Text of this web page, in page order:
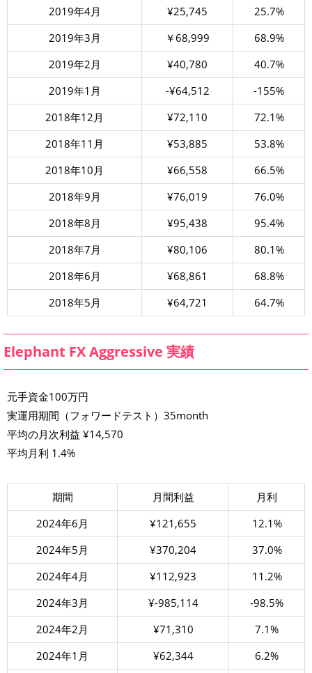
2019年4月
¥25,745
25.7%
2019年3月
￥68,999
68.9%
2019年2月
¥40,780
40.7%
2019年1月
-¥64,512
-155%
2018年12月
¥72,110
72.1%
2018年11月
¥53,885
53.8%
2018年10月
¥66,558
66.5%
2018年9月
¥76,019
76.0%
2018年8月
¥95,438
95.4%
2018年7月
¥80,106
80.1%
2018年6月
¥68,861
68.8%
2018年5月
¥64,721 64.7%
Elephant FX Aggressive 実績
元手資金100万円
実運用期間（フォワードテスト）35month
平均の月次利益 ¥14,570
平均月利 1.4%
期間 月間利益
月利
2024年6月
¥121,655
12.1%
2024年5月
¥370,204
37.0%
2024年4月
¥112,923
11.2%
2024年3月
¥-985,114
-98.5%
2024年2月
¥71,310
7.1%
2024年1月
¥62,344
6.2%